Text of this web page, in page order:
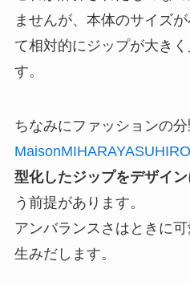
ませんが、本体のサイズ
て相対的にジップが大き
す。
ちなみにファッションの
MaisonMIHARAYASUHIRO
型化したジップをデザイ
う前提があります。
アンバランスさはときに
生みだします。